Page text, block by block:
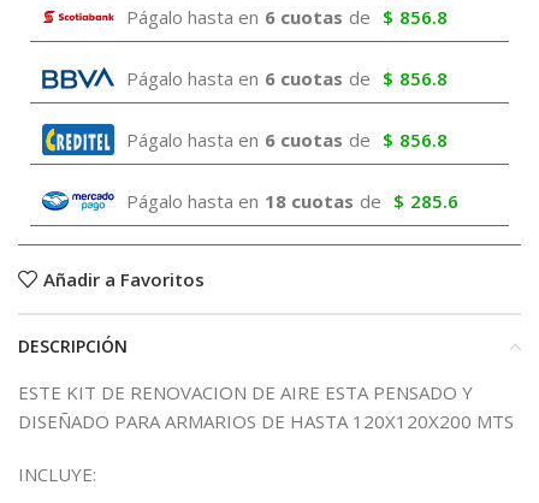
Págalo hasta en 6 cuotas de $ 856.8
Págalo hasta en 6 cuotas de $ 856.8
Págalo hasta en 6 cuotas de $ 856.8
Págalo hasta en 18 cuotas de $ 285.6
Añadir a Favoritos
DESCRIPCIÓN
ESTE KIT DE RENOVACION DE AIRE ESTA PENSADO Y
DISEÑADO PARA ARMARIOS DE HASTA 120X120X200 MTS
INCLUYE: